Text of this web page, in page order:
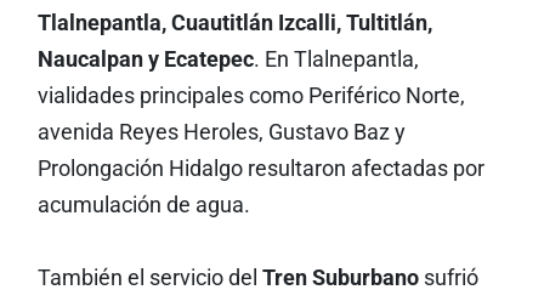
Tlalnepantla, Cuautitlán Izcalli, Tultitlán,
Naucalpan y Ecatepec. En Tlalnepantla,
vialidades principales como Periférico Norte,
avenida Reyes Heroles, Gustavo Baz y
Prolongación Hidalgo resultaron afectadas por
acumulación de agua.
También el servicio del Tren Suburbanosufrió